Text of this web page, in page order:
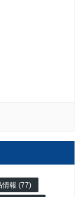
情報 (77)